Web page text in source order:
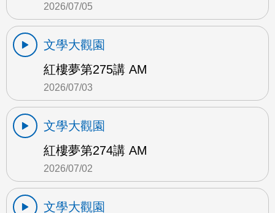
2026/07/05
文學大觀園
紅樓夢第275講 AM
2026/07/03
文學大觀園
紅樓夢第274講 AM
2026/07/02
文學大觀園